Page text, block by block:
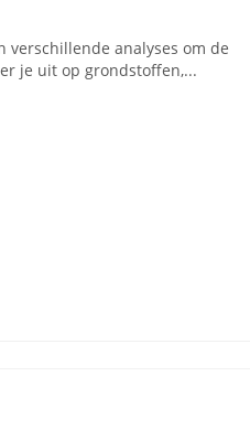
verschillende analyses om de
je uit op grondstoffen,...